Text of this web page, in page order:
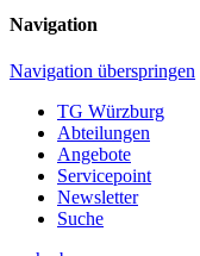
Navigation
Navigation überspringen
TG Würzburg
Abteilungen
Angebote
Servicepoint
Newsletter
Suche